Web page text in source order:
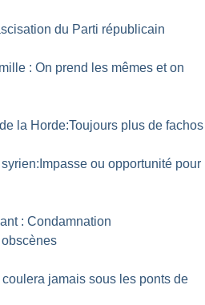
du Parti républicain
: On prend les mêmes et on
la Horde:Toujours plus de fachos
ou opportunité pour
: Condamnation
coulera jamais sous les ponts de